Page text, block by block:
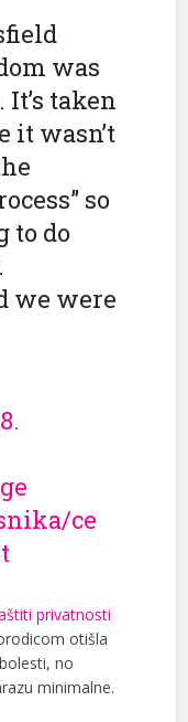
was
taken
it wasn’t
so
to do
we were
ce
privatnosti
otišla
no
minimalne.